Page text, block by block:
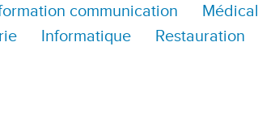
communication Médical
Informatique Restauration